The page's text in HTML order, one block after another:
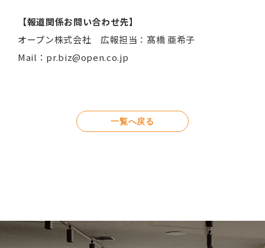
【報道関係お問い合わせ先】
オープン株式会社 広報担当：髙橋 亜希子
Mail：pr.biz@open.co.jp
一覧へ戻る